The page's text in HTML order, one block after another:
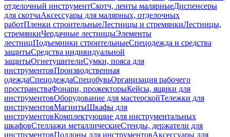
отделочный инструментСкотч, ленты малярныеДиспенсеры
для скотчаАксессуары для малярных, отделочных
работПленки строительныеЛестницы и стремянкиЛестницы,
стремянкиЧердачные лестницыЭлементы
лестницПодъемники строительныеСпецодежда и средства
защитыСредства индивидуальной
защитыОгнетушителиСумки, пояса для
инструментовПроизводственная
одеждаСпецодеждаСпецобувьОрганизация рабочего
пространстваФонари, прожекторыКейсы, ящики для
инструментовОборудование для мастерскойТележки для
инструментовМагнитыШкафы для
инструментовКомплектующие для инструментальных
шкафовСтеллажи металлическиеСтенды, держатели для
инструментовПоддоны для инструментовАксессуары для